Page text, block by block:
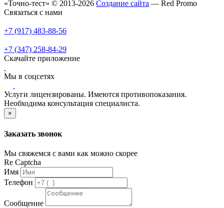
«Точно-тест» © 2013-2026 Создание сайта — Red Promo
Связаться с нами
+7 (917) 483-88-56
+7 (347) 258-84-29
Скачайте приложение
Мы в соцсетях
Услуги лицензированы. Имеются противопоказания.
Необходима консультация специалиста.
×
Заказать звонок
Мы свяжемся с вами как можно скорее
Re Captcha
Имя
Телефон
Сообщение